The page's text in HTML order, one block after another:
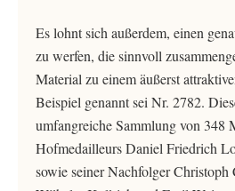
Es lohnt sich außerdem, einen
zu werfen, die sinnvoll
Material zu einem äußerst
Beispiel genannt sei Nr. 2782.
umfangreiche Sammlung von 348
Hofmedailleurs Daniel Friedrich
sowie seiner Nachfolger